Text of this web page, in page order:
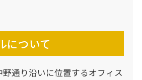
について
通り沿いに位置するオフィス